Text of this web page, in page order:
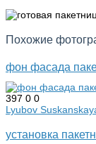
Похожие
фон фасада
397 0 0
Lyubov
установка